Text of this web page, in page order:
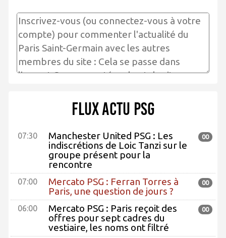
Flux actu PSG
07:30
Manchester United PSG : Les
indiscrétions de Loic Tanzi sur le
groupe présent pour la
rencontre
00
07:00
Mercato PSG : Ferran Torres à
Paris, une question de jours ?
00
06:00
Mercato PSG : Paris reçoit des
offres pour sept cadres du
vestiaire, les noms ont filtré
00